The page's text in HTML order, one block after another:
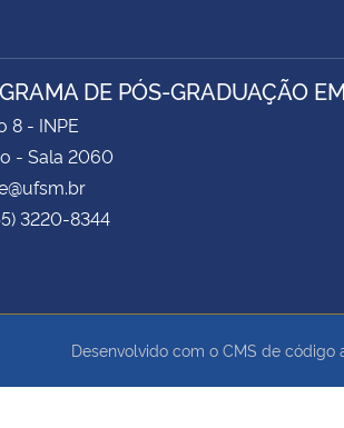
DE PÓS-GRADUAÇÃO
8 - INPE
- Sala 2060
3220-8344
Desenvolvido com o CMS de código